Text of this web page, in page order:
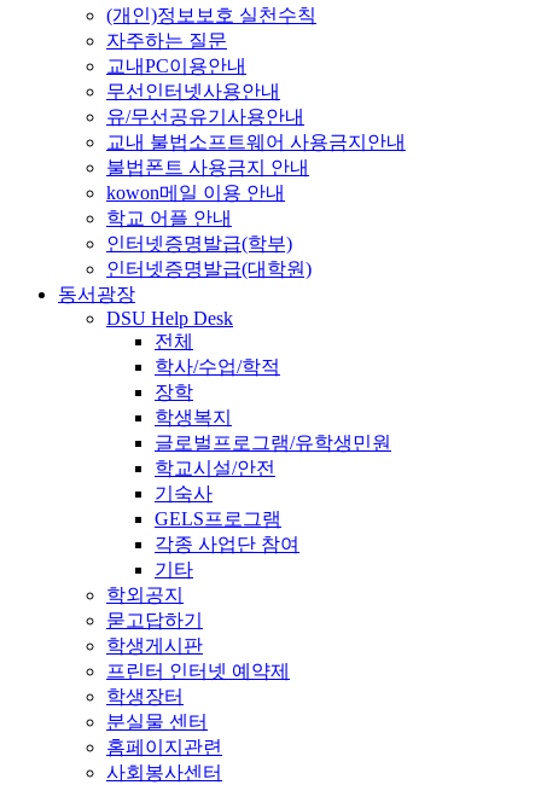
(개인)정보보호 실천수칙
자주하는 질문
교내PC이용안내
무선인터넷사용안내
유/무선공유기사용안내
교내 불법소프트웨어 사용금지안내
불법폰트 사용금지 안내
kowon메일 이용 안내
학교 어플 안내
인터넷증명발급(학부)
인터넷증명발급(대학원)
동서광장
DSU Help Desk
전체
학사/수업/학적
장학
학생복지
글로벌프로그램/유학생민원
학교시설/안전
기숙사
GELS프로그램
각종 사업단 참여
기타
학외공지
묻고답하기
학생게시판
프린터 인터넷 예약제
학생장터
분실물 센터
홈페이지관련
사회봉사센터